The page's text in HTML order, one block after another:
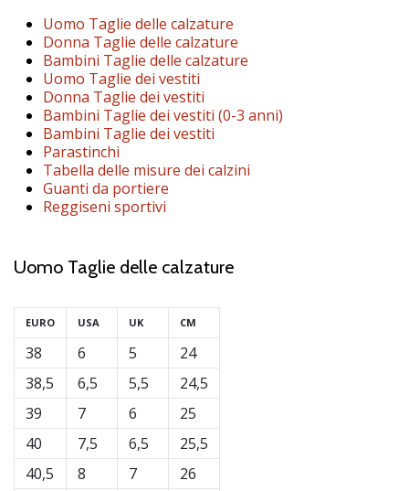
ambassador
Weplayvolleyball
Sei
un
fanatico
della
pallavolo
come
noi?
Unisciti
come
Ambassador.
11. 8. 2022
•
Tempo di lettura: 2 min.
Weplayvolleyball
affiliate
Uomo Taglie delle calzature
Donna Taglie delle calzature
Bambini Taglie delle calzature
Uomo Taglie dei vestiti
Donna Taglie dei vestiti
Bambini Taglie dei vestiti (0-3 anni)
Bambini Taglie dei vestiti
Parastinchi
Tabella delle misure dei calzini
Guanti da portiere
Reggiseni sportivi
Uomo Taglie delle calzature
EURO
38
38,5
39
40
40,5
USA
6
6,5
7
7,5
8
UK
5
5,5
6
6,5
7
CM
24
24,5
25
25,5
26